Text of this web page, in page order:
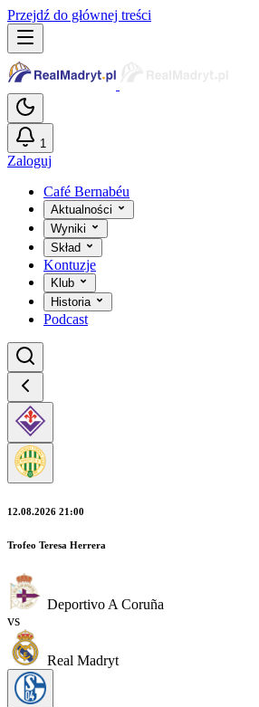
Przejdź do głównej treści
1
Zaloguj
Café Bernabéu
Aktualności
Wyniki
Skład
Kontuzje
Klub
Historia
Podcast
12.08.2026 21:00
Trofeo Teresa Herrera
Deportivo A Coruña
vs
Real Madryt